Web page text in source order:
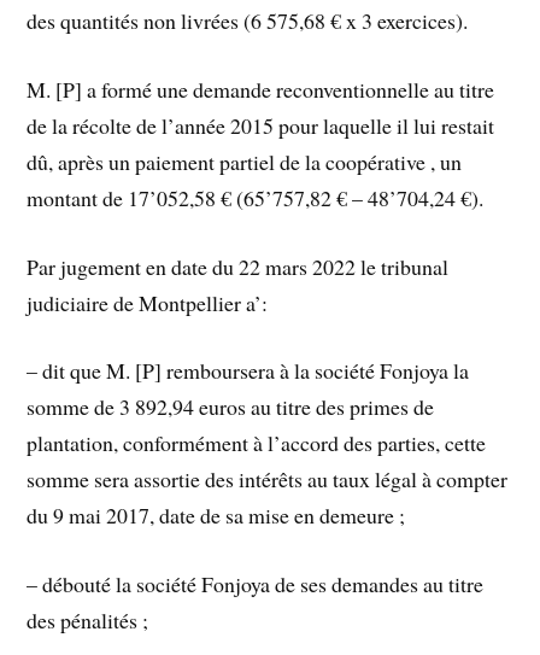
des quantités non livrées (6 575,68 € x 3 exercices).
M. [P] a formé une demande reconventionnelle au titre
de la récolte de l’année 2015 pour laquelle il lui restait
dû, après un paiement partiel de la coopérative , un
montant de 17’052,58 € (65’757,82 € – 48’704,24 €).
Par jugement en date du 22 mars 2022 le tribunal
judiciaire de Montpellier a’:
– dit que M. [P] remboursera à la société Fonjoya la
somme de 3 892,94 euros au titre des primes de
plantation, conformément à l’accord des parties, cette
somme sera assortie des intérêts au taux légal à compter
du 9 mai 2017, date de sa mise en demeure ;
– débouté la société Fonjoya de ses demandes au titre
des pénalités ;